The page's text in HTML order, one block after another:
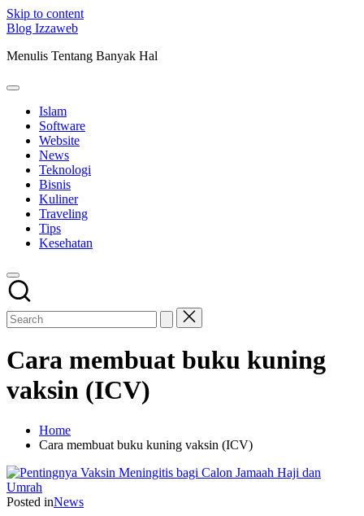
Skip to content
Blog Izzaweb
Menulis Tentang Banyak Hal
Islam
Software
Website
News
Teknologi
Bisnis
Kuliner
Traveling
Tips
Kesehatan
Cara membuat buku kuning
vaksin (ICV)
Home
Cara membuat buku kuning vaksin (ICV)
Posted inNews